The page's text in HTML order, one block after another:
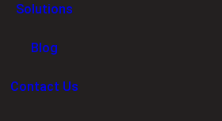
Solutions
Blog
Contact Us